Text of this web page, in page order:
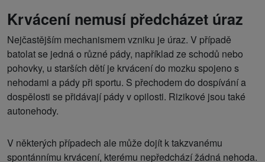
Krvácení nemusí předcházet úraz
Nejčastějším mechanismem vzniku je úraz. V případě
batolat se jedná o různé pády, například ze schodů nebo
pohovky, u starších dětí je krvácení do mozku spojeno s
nehodami a pády při sportu. S přechodem do dospívání a
dospělosti se přidávají pády v opilosti. Rizikové jsou také
autonehody.
V některých případech ale může dojít k takzvanému
spontánnímu krvácení, kterému nepředchází žádná nehoda.